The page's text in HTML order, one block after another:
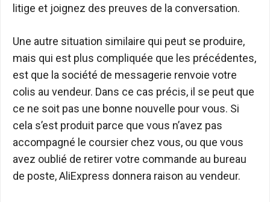
litige et joignez des preuves de la conversation.
Une autre situation similaire qui peut se produire,
mais qui est plus compliquée que les précédentes,
est que la société de messagerie renvoie votre
colis au vendeur. Dans ce cas précis, il se peut que
ce ne soit pas une bonne nouvelle pour vous. Si
cela s’est produit parce que vous n’avez pas
accompagné le coursier chez vous, ou que vous
avez oublié de retirer votre commande au bureau
de poste, AliExpress donnera raison au vendeur.